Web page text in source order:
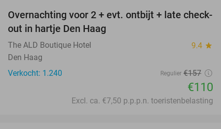
30%
Overnachting voor 2 + evt. ontbijt + late check-
out in hartje Den Haag
The ALD Boutique Hotel 9.4 star
Den Haag
Verkocht: 1.240
Regulier €157
€110
Excl. ca. €7,50 p.p.p.n. toeristenbelasting